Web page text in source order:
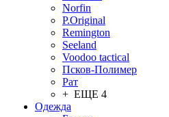
Norfin
P.Original
Remington
Seeland
Voodoo tactical
Псков-Полимер
Рат
+ ЕЩЕ 4
Одежда